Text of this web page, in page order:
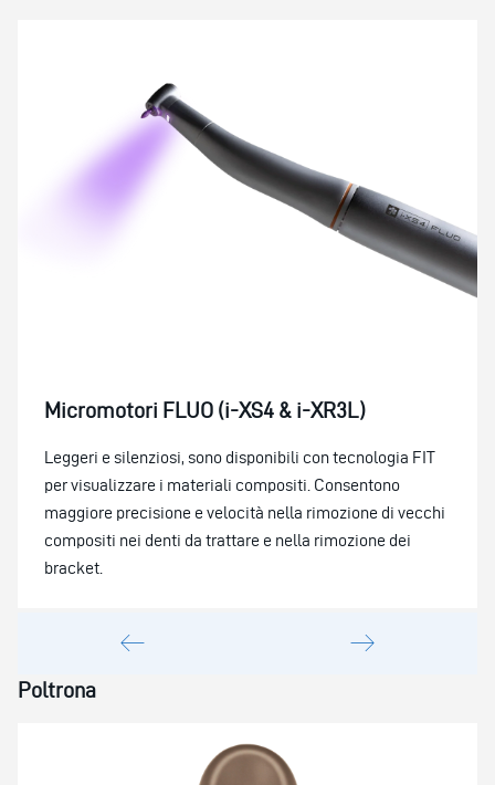
Micromotori FLUO (i-XS4 & i-XR3L)
Leggeri e silenziosi, sono disponibili con tecnologia FIT
per visualizzare i materiali compositi. Consentono
maggiore precisione e velocità nella rimozione di vecchi
compositi nei denti da trattare e nella rimozione dei
bracket.
Poltrona